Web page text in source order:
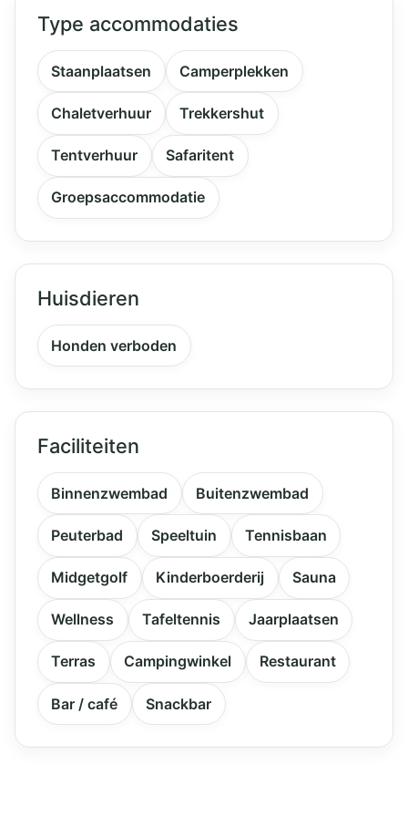
Type accommodaties
Staanplaatsen Camperplekken
Chaletverhuur Trekkershut
Tentverhuur Safaritent
Groepsaccommodatie
Huisdieren
Honden verboden
Faciliteiten
Binnenzwembad Buitenzwembad
Peuterbad Speeltuin Tennisbaan
Midgetgolf Kinderboerderij Sauna
Wellness Tafeltennis Jaarplaatsen
Terras Campingwinkel Restaurant
Bar / café Snackbar